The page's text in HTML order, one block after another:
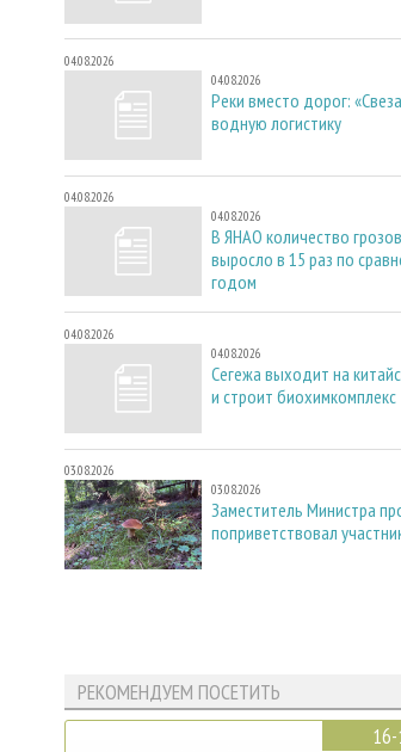
04.08.2026
04.08.2026
Реки вместо дорог:
водную логистику
04.08.2026
04.08.2026
В ЯНАО количество
выросло в 15 раз по
годом
04.08.2026
04.08.2026
Сегежа выходит на
и строит биохимкомплекс
03.08.2026
03.08.2026
Заместитель Министра
поприветствовал
РЕКОМЕНДУЕМ ПОСЕТИТЬ